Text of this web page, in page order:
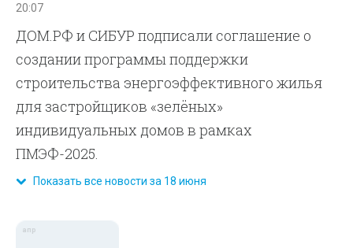
20:07
ДОМ.РФ и СИБУР подписали соглашение о
создании программы поддержки
строительства энергоэффективного жилья
для застройщиков «зелёных»
индивидуальных домов в рамках
ПМЭФ-2025.
Показать все новости за 18 июня
апр